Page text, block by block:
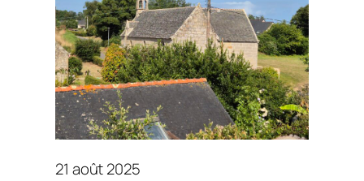
21 août 2025